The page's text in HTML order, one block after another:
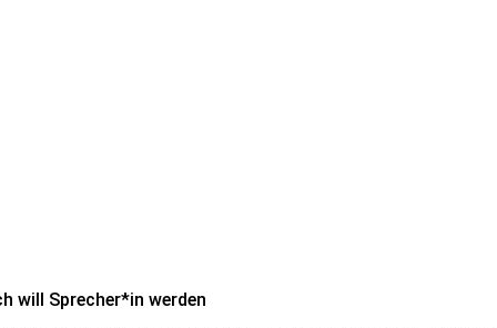
will Sprecher*in werden